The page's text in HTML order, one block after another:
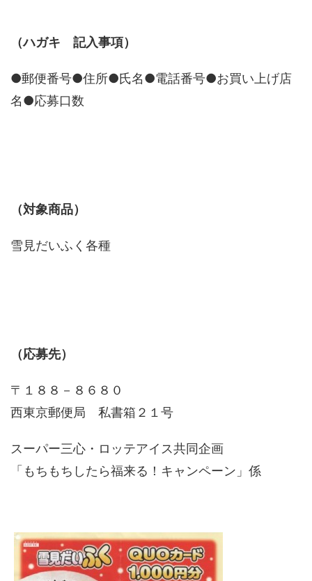
（ハガキ 記入事項）
●郵便番号●住所●氏名●電話番号●お買い上げ店
名●応募口数
（対象商品）
雪見だいふく各種
（応募先）
〒１８８－８６８０
西東京郵便局 私書箱２１号
スーパー三心・ロッテアイス共同企画
「もちもちしたら福来る！キャンペーン」係